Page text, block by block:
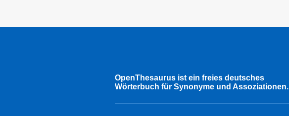
OpenThesaurus ist ein freies deutsches
Wörterbuch für Synonyme und Assoziationen.